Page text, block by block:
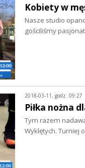
Kobiety w
Nasze studio
gościliśmy
2018-03-11, godz. 09:27
Piłka nożna
Tym razem
Wyklętych. Turniej